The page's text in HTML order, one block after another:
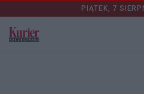
PIĄTEK, 7